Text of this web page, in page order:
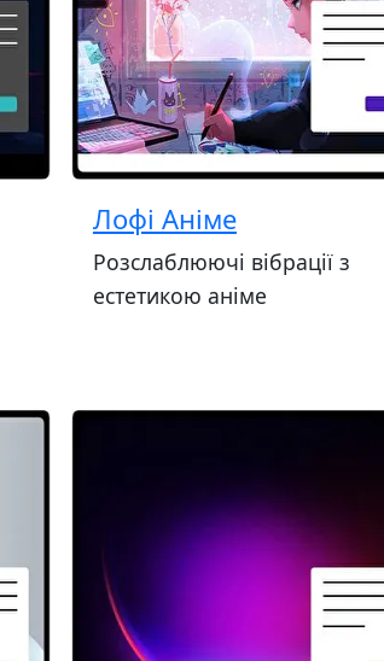
Лофі Аніме
Розслаблюючі вібрації з
естетикою аніме